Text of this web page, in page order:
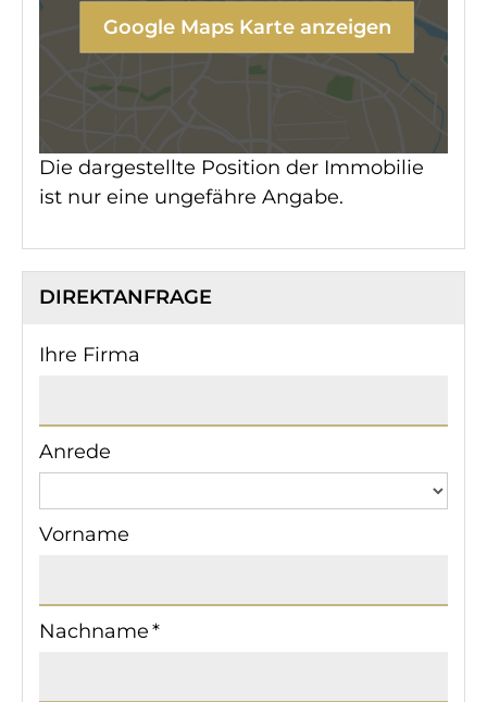
Google Maps Karte anzeigen
Die dargestellte Position der Immobilie
ist nur eine ungefähre Angabe.
DIREKTANFRAGE
Ihre Firma
Anrede
Vorname
Nachname *